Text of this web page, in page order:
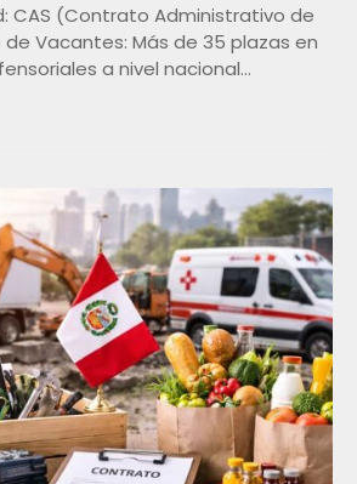
CAS (Contrato Administrativo de
de Vacantes: Más de 35 plazas en
a nivel nacional